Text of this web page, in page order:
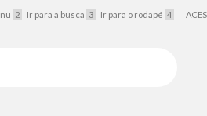
2 Ir para a busca 3 Ir para o rodapé 4